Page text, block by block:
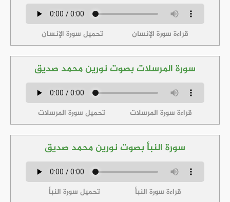
قراءة سورة الإنسان تحميل سورة الإنسان
سورة المرسلات بصوت نورين محمد صديق
قراءة سورة المرسلات تحميل سورة المرسلات
سورة النبأ بصوت نورين محمد صديق
قراءة سورة النبأ تحميل سورة النبأ